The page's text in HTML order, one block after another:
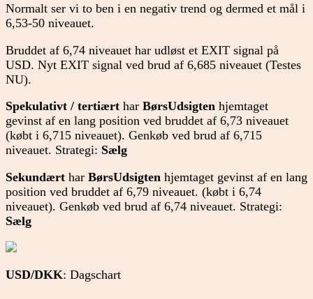
Normalt ser vi to ben i en negativ trend og dermed et mål i
6,53-50 niveauet.
Bruddet af 6,74 niveauet har udløst et EXIT signal på
USD. Nyt EXIT signal ved brud af 6,685 niveauet (Testes
NU).
Spekulativt / tertiært har BørsUdsigten hjemtaget
gevinst af en lang position ved bruddet af 6,73 niveauet
(købt i 6,715 niveauet). Genkøb ved brud af 6,715
niveauet. Strategi: Sælg
Sekundært har BørsUdsigten hjemtaget gevinst af en lang
position ved bruddet af 6,79 niveauet. (købt i 6,74
niveauet). Genkøb ved brud af 6,74 niveauet. Strategi:
Sælg
USD/DKK: Dagschart